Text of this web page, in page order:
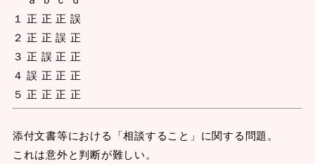
１ 正 正 正 誤
２ 正 正 誤 正
３ 正 誤 正 正
４ 誤 正 正 正
５ 正 正 正 正
添付文書等における「相談すること」に関する問題。
これは意外と判断が難しい。